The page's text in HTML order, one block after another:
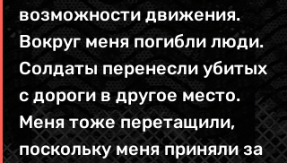
возможности движения.
Вокруг меня погибли люди.
Солдаты перенесли убитых
с дороги в другое место.
Меня тоже перетащили,
поскольку меня приняли за